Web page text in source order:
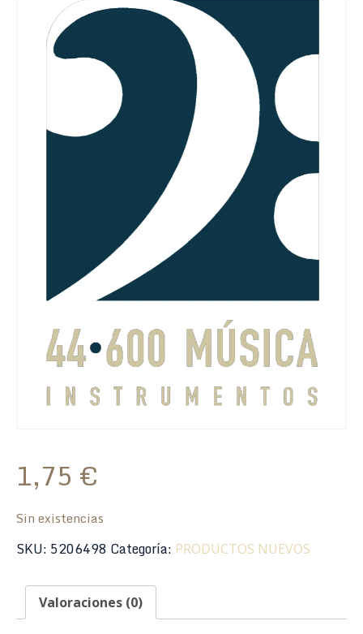
1,75 €
Sin existencias
SKU: 5206498 Categoría: PRODUCTOS NUEVOS
Valoraciones (0)